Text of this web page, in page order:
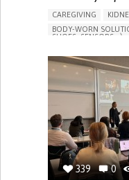
CAREGIVING
BODY-WORN
SHOES, SENSORS...)
DECREASED URINE
FLANK PAIN (PAIN IN
INCREASED THIRST
SWELLING IN THE
URINARY URGENCY
TO IMPROVE
PREVENTING
RESEARCH/MAPPING)
NEPHROLOGY
339 0